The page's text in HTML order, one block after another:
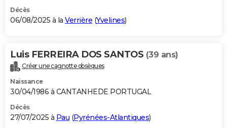
Décès
06/08/2025 à la Verrière (Yvelines)
Luis FERREIRA DOS SANTOS (39 ans)
Créer une cagnotte obsèques
Naissance
30/04/1986 à CANTANHEDE PORTUGAL
Décès
27/07/2025 à Pau (Pyrénées-Atlantiques)